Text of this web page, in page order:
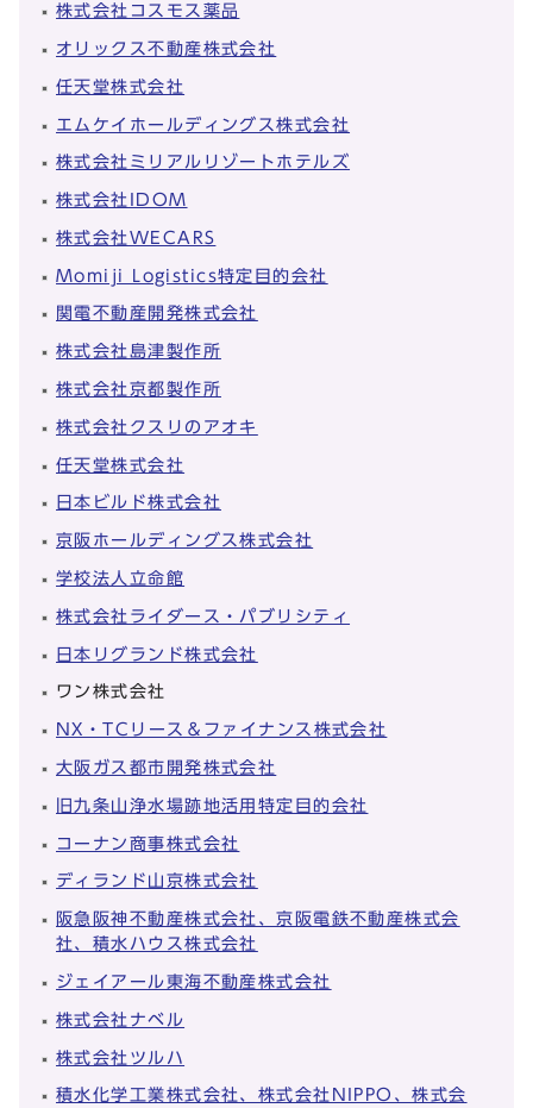
株式会社コスモス薬品
オリックス不動産株式会社
任天堂株式会社
エムケイホールディングス株式会社
株式会社ミリアルリゾートホテルズ
株式会社IDOM
株式会社WECARS
Momiji Logistics特定目的会社
関電不動産開発株式会社
株式会社島津製作所
株式会社京都製作所
株式会社クスリのアオキ
任天堂株式会社
日本ビルド株式会社
京阪ホールディングス株式会社
学校法人立命館
株式会社ライダース・パブリシティ
日本リグランド株式会社
ワン株式会社
NX・TCリース＆ファイナンス株式会社
大阪ガス都市開発株式会社
旧九条山浄水場跡地活用特定目的会社
コーナン商事株式会社
ディランド山京株式会社
阪急阪神不動産株式会社、京阪電鉄不動産株式会
社、積水ハウス株式会社
ジェイアール東海不動産株式会社
株式会社ナベル
株式会社ツルハ
積水化学工業株式会社、株式会社NIPPO、株式会